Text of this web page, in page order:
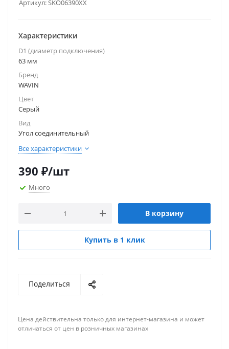
Артикул:SKO06390XX
Характеристики
D1 (диаметр подключения)
63 мм
Бренд
WAVIN
Цвет
Серый
Вид
Угол соединительный
Все характеристики
390 ₽/шт
Много
В корзину
Купить в 1 клик
Поделиться
Цена действительна только для интернет-магазина и может
отличаться от цен в розничных магазинах